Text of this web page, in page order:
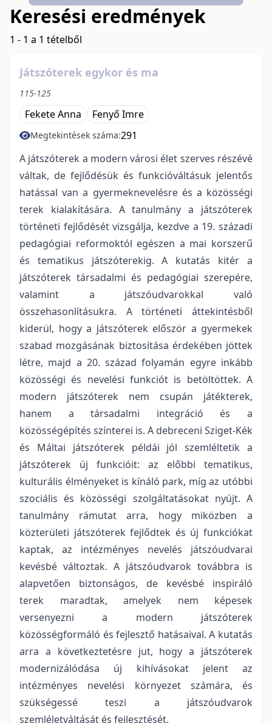
Keresési eredmények
1 - 1 a 1 tételből
Játszóterek egykor és ma
115-125
Fekete Anna Fenyő Imre
Megtekintések száma:291
A játszóterek a modern városi élet szerves részévé
váltak, de fejlődésük és funkcióváltásuk jelentős
hatással van a gyermeknevelésre és a közösségi
terek kialakítására. A tanulmány a játszóterek
történeti fejlődését vizsgálja, kezdve a 19. századi
pedagógiai reformoktól egészen a mai korszerű
és tematikus játszóterekig. A kutatás kitér a
játszóterek társadalmi és pedagógiai szerepére,
valamint a játszóudvarokkal való
összehasonlításukra. A történeti áttekintésből
kiderül, hogy a játszóterek először a gyermekek
szabad mozgásának biztosítása érdekében jöttek
létre, majd a 20. század folyamán egyre inkább
közösségi és nevelési funkciót is betöltöttek. A
modern játszóterek nem csupán játékterek,
hanem a társadalmi integráció és a
közösségépítés színterei is. A debreceni Sziget-Kék
és Máltai játszóterek példái jól szemléltetik a
játszóterek új funkcióit: az előbbi tematikus,
kulturális élményeket is kínáló park, míg az utóbbi
szociális és közösségi szolgáltatásokat nyújt. A
tanulmány rámutat arra, hogy miközben a
közterületi játszóterek fejlődtek és új funkciókat
kaptak, az intézményes nevelés játszóudvarai
kevésbé változtak. A játszóudvarok továbbra is
alapvetően biztonságos, de kevésbé inspiráló
terek maradtak, amelyek nem képesek
versenyezni a modern játszóterek
közösségformáló és fejlesztő hatásaival. A kutatás
arra a következtetésre jut, hogy a játszóterek
modernizálódása új kihívásokat jelent az
intézményes nevelési környezet számára, és
szükségessé teszi a játszóudvarok
szemléletváltását és fejlesztését.